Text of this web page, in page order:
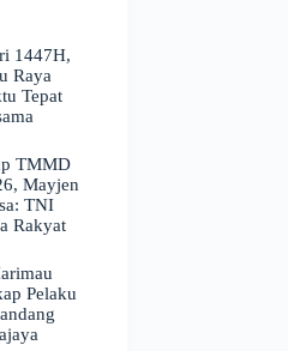
1447H,
Raya
Tepat
TMMD
Mayjen
TNI
Rakyat
Pelaku